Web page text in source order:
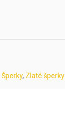
Šperky, Zlaté šperky